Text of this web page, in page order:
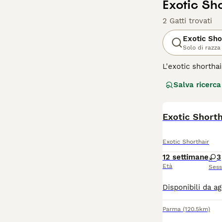
Exotic
2 Gatti trovati
Exotic
Solo di razza
L'exotic
mondo felino.
Leggi la nostra
Salva ricerca
Exotic
Exotic Shorthair
12 settimane
Età
3
Parma (120.5km)